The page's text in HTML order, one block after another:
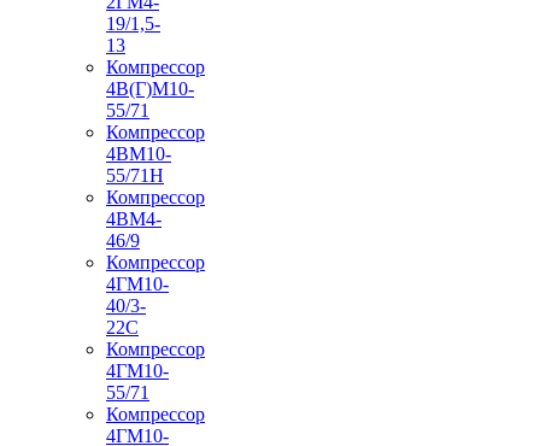
19/1,5-
13
Компрессор
4В(Г)М10-
55/71
Компрессор
4ВМ10-
55/71Н
Компрессор
4ВМ4-
46/9
Компрессор
4ГМ10-
40/3-
22С
Компрессор
4ГМ10-
55/71
Компрессор
4ГМ10-